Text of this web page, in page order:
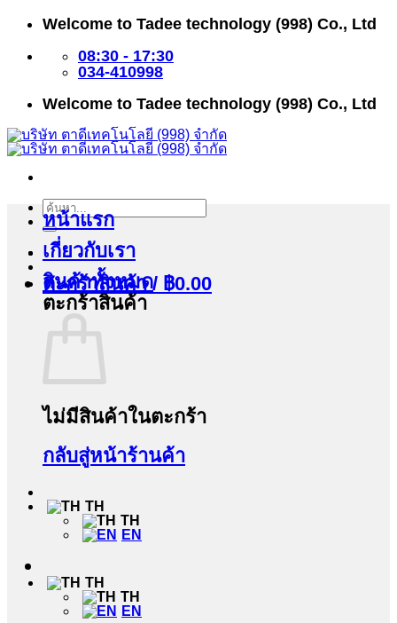
ข้าม
เนื้อหา
Welcome to Tadee technology (998) Co., Ltd
08:30 - 17:30
034-410998
Welcome to Tadee technology (998) Co., Ltd
ค้นหา:
ตะกร้าสินค้า / ฿0.00
ตะกร้าสินค้า
ไม่มีสินค้าในตะกร้า
กลับสู่หน้าร้านค้า
TH
TH
EN
TH
TH
EN
หน้าแรก
เกี่ยวกับเรา
สินค้าทั้งหมด